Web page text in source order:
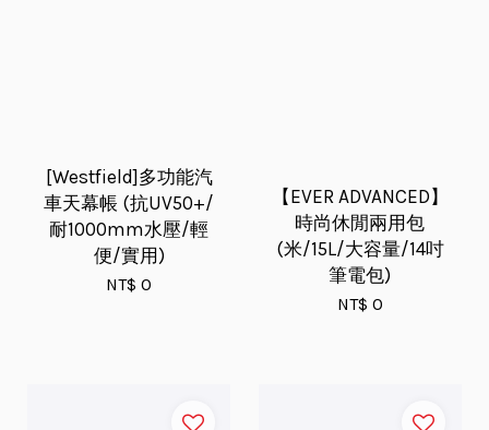
[Westfield]多功能汽
車天幕帳 (抗UV50+/
耐1000mm水壓/輕
便/實用)
NT$ 0
【EVER ADVANCED】
時尚休閒兩用包
(米/15L/大容量/14吋
筆電包)
NT$ 0